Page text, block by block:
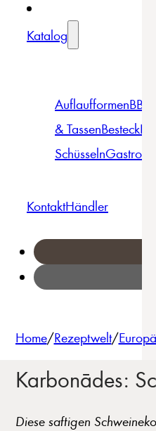
Katalog
AuflaufformenBBQ
& TassenBesteck
SchüsselnGastro
KontaktHändler
Home/Rezeptwelt/
Karbonādes:
Diese saftigen